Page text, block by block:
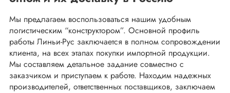
Мы предлагаем воспользоваться нашим удобным
логистическим “конструктором”. Основной профиль
работы Линьи-Рус заключается в полном сопровождении
клиента, на всех этапах покупки импортной продукции.
Мы составляем детальное задание совместно с
заказчиком и приступаем к работе. Находим надежных
производителей, ответственных поставщиков, заключаем